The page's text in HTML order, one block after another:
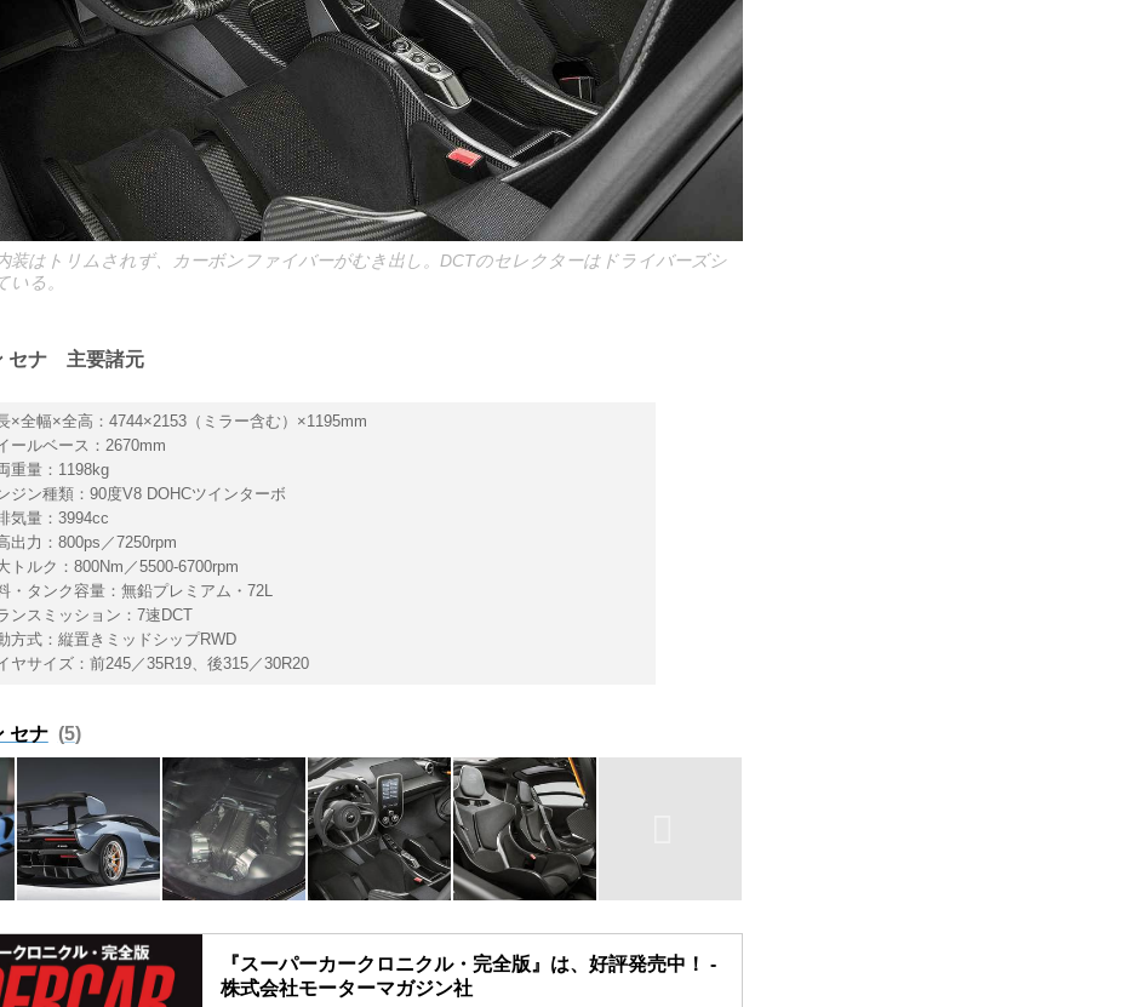
装はトリムされず、カーボンファイバーがむき出し。DCTのセレクターはドライバーズシ
いる。
セナ 主要諸元
×全幅×全高：4744×2153（ミラー含む）×1195mm
ールベース：2670mm
重量：1198kg
ジン種類：90度V8 DOHCツインターボ
気量：3994cc
出力：800ps／7250rpm
トルク：800Nm／5500-6700rpm
・タンク容量：無鉛プレミアム・72L
ンスミッション：7速DCT
方式：縦置きミッドシップRWD
ヤサイズ：前245／35R19、後315／30R20
セナ 5
『スーパーカークロニクル・完全版』は、好評発売中！ -
株式会社モーターマガジン社